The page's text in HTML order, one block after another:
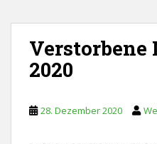
2020
28. Dezember 2020